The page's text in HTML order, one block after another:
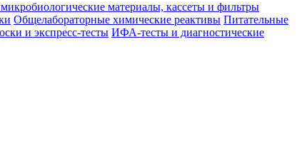
материалы, кассеты и фильтры
Общелабораторные химические реактивы Питательные
и экспресс-тесты ИФА-тесты и диагностические